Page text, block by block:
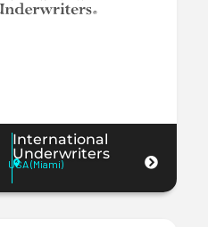
International
Underwriters
USA (Miami)